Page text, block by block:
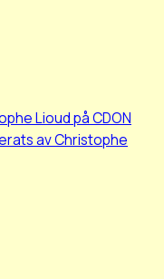
Lioud på CDON
av Christophe